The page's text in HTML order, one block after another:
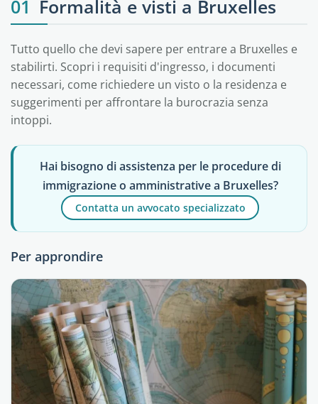
01 Formalità e visti a Bruxelles
Tutto quello che devi sapere per entrare a Bruxelles e
stabilirti. Scopri i requisiti d'ingresso, i documenti
necessari, come richiedere un visto o la residenza e
suggerimenti per affrontare la burocrazia senza
intoppi.
Hai bisogno di assistenza per le procedure di
immigrazione o amministrative a Bruxelles?
Contatta un avvocato specializzato
Per approndire